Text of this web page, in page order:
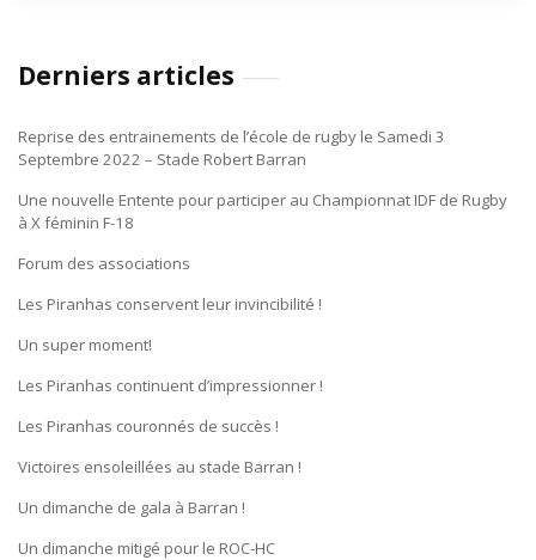
Derniers articles
Reprise des entrainements de l’école de rugby le Samedi 3
Septembre 2022 – Stade Robert Barran
Une nouvelle Entente pour participer au Championnat IDF de Rugby
à X féminin F-18
Forum des associations
Les Piranhas conservent leur invincibilité !
Un super moment!
Les Piranhas continuent d’impressionner !
Les Piranhas couronnés de succès !
Victoires ensoleillées au stade Barran !
Un dimanche de gala à Barran !
Un dimanche mitigé pour le ROC-HC